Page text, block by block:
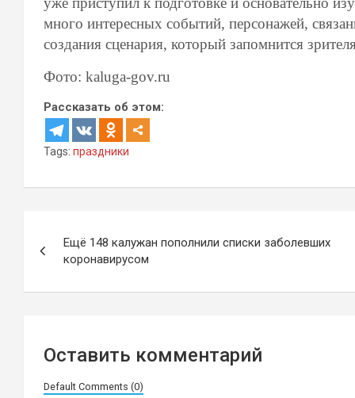
много интересных событий, персонажей,
создания сценария, который запомнится
Фото: kaluga-gov.ru
Рассказать об этом:
Tags: праздники
по
записям
Ещё 148 калужан пополнили списки заболевших
коронавирусом
Оставить комментарий
Default Comments (0)